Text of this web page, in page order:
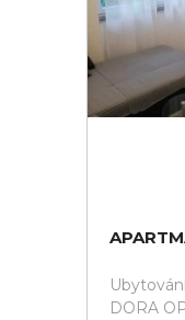
DORA